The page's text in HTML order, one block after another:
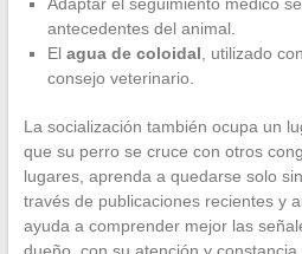
antecedentes del animal.
El agua de coloidal , utilizado
consejo veterinario.
La socialización también ocupa un
que su perro se cruce con otros
lugares, aprenda a quedarse solo
través de publicaciones recientes y
ayuda a comprender mejor las